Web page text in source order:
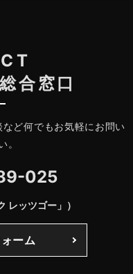
合窓口
ど何でもお気軽にお問い
。
025
レッツゴー」）
ーム